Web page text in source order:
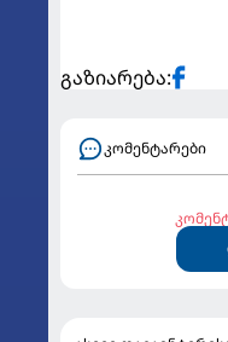
გაზიარება:
კომენტარები